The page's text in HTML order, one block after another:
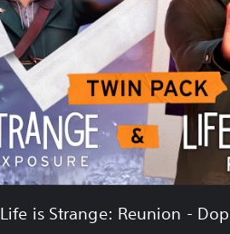
Life is Strange: Reunion -